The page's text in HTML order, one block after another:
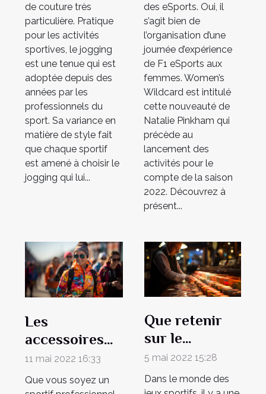
de couture très
particulière. Pratique
pour les activités
sportives, le jogging
est une tenue qui est
adoptée depuis des
années par les
professionnels du
sport. Sa variance en
matière de style fait
que chaque sportif
est amené à choisir le
jogging qui lui...
des eSports. Oui, il
s’agit bien de
l’organisation d’une
journée d’expérience
de F1 eSports aux
femmes. Women’s
Wildcard est intitulé
cette nouveauté de
Natalie Pinkham qui
précède au
lancement des
activités pour le
compte de la saison
2022. Découvrez à
présent...
Les
accessoires
indispensables
pour un Semi-
11 mai 2022 16:33
Que vous soyez un
Que retenir
sur le
bookmaker ?
5 mai 2022 15:28
Dans le monde des